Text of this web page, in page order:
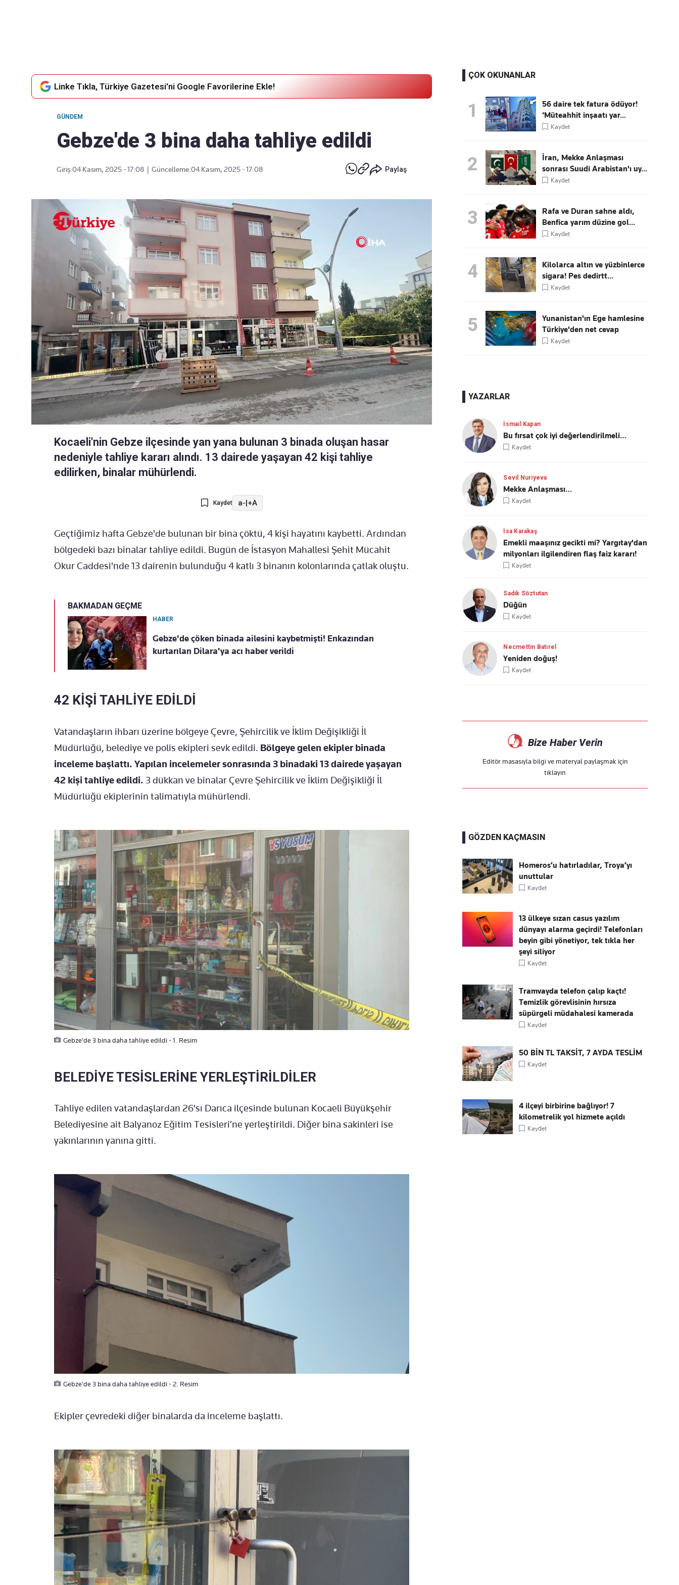
Linke Tıkla, Türkiye Gazetesi'ni Google Favorilerine Ekle!
GÜNDEM
Gebze'de 3 bina daha tahliye edildi
Giriş:04 Kasım, 2025 - 17:08 Güncelleme:04 Kasım, 2025 - 17:08 Paylaş
Kocaeli'nin Gebze ilçesinde yan yana bulunan 3 binada oluşan hasar
nedeniyle tahliye kararı alındı. 13 dairede yaşayan 42 kişi tahliye
edilirken, binalar mühürlendi.
Kaydet a-|+A
Geçtiğimiz hafta Gebze'de bulunan bir bina çöktü, 4 kişi hayatını kaybetti. Ardından
bölgedeki bazı binalar tahliye edildi. Bugün de İstasyon Mahallesi Şehit Mücahit
Okur Caddesi'nde 13 dairenin bulunduğu 4 katlı 3 binanın kolonlarında çatlak oluştu.
BAKMADAN GEÇME
HABER
Gebze'de çöken binada ailesini kaybetmişti! Enkazından
kurtarılan Dilara'ya acı haber verildi
42 KİŞİ TAHLİYE EDİLDİ
Vatandaşların ihbarı üzerine bölgeye Çevre, Şehircilik ve İklim Değişikliği İl
Müdürlüğü, belediye ve polis ekipleri sevk edildi. Bölgeye gelen ekipler binada
inceleme başlattı. Yapılan incelemeler sonrasında 3 binadaki 13 dairede yaşayan
42 kişi tahliye edildi. 3 dükkan ve binalar Çevre Şehircilik ve İklim Değişikliği İl
Müdürlüğü ekiplerinin talimatıyla mühürlendi.
Gebze'de 3 bina daha tahliye edildi - 1. Resim
BELEDİYE TESİSLERİNE YERLEŞTİRİLDİLER
Tahliye edilen vatandaşlardan 26'sı Darıca ilçesinde bulunan Kocaeli Büyükşehir
Belediyesine ait Balyanoz Eğitim Tesisleri’ne yerleştirildi. Diğer bina sakinleri ise
yakınlarının yanına gitti.
Gebze'de 3 bina daha tahliye edildi - 2. Resim
Ekipler çevredeki diğer binalarda da inceleme başlattı.
ÇOK OKUNANLAR
1
56 daire tek fatura ödüyor!
‘Müteahhit inşaatı yar...
Kaydet
2
İran, Mekke Anlaşması
sonrası Suudi Arabistan'ı uy...
Kaydet
3
Rafa ve Duran sahne aldı,
Benfica yarım düzine gol...
Kaydet
4
Kilolarca altın ve yüzbinlerce
sigara! Pes dedirtt...
Kaydet
5
Yunanistan'ın Ege hamlesine
Türkiye'den net cevap
Kaydet
YAZARLAR
İsmail Kapan
Bu fırsat çok iyi değerlendirilmeli…
Kaydet
Sevil Nuriyeva
Mekke Anlaşması…
Kaydet
İsa Karakaş
Emekli maaşınız gecikti mi? Yargıtay'dan
milyonları ilgilendiren flaş faiz kararı!
Kaydet
Sadık Söztutan
Düğün
Kaydet
Necmettin Batırel
Yeniden doğuş!
Kaydet
Bize Haber Verin
Editör masasıyla bilgi ve materyal paylaşmak için
tıklayın
GÖZDEN KAÇMASIN
Homeros’u hatırladılar, Troya’yı
unuttular
Kaydet
13 ülkeye sızan casus yazılım
dünyayı alarma geçirdi! Telefonları
beyin gibi yönetiyor, tek tıkla her
şeyi siliyor
Kaydet
Tramvayda telefon çalıp kaçtı!
Temizlik görevlisinin hırsıza
süpürgeli müdahalesi kamerada
Kaydet
50 BİN TL TAKSİT, 7 AYDA TESLİM
Kaydet
4 ilçeyi birbirine bağlıyor! 7
kilometrelik yol hizmete açıldı
Kaydet